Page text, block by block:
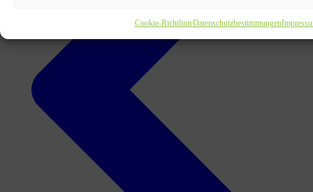
Cookie-RichtlinieDatenschutzbestimmungen